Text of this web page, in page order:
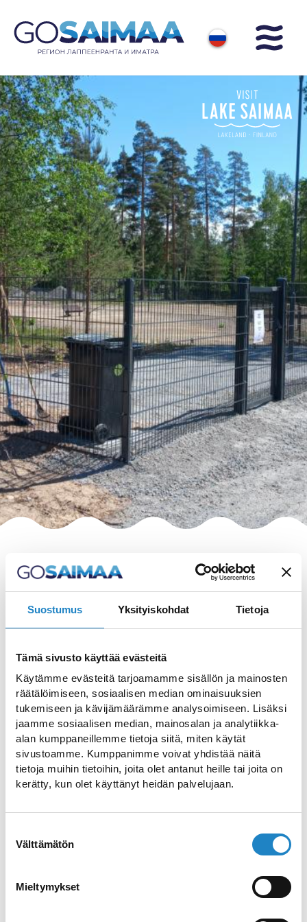
Suostumus Yksityiskohdat Tietoja
Tämä sivusto käyttää evästeitä
Käytämme evästeitä tarjoamamme sisällön ja mainosten
räätälöimiseen, sosiaalisen median ominaisuuksien
tukemiseen ja kävijämäärämme analysoimiseen. Lisäksi
jaamme sosiaalisen median, mainosalan ja analytiikka-
alan kumppaneillemme tietoja siitä, miten käytät
sivustoamme. Kumppanimme voivat yhdistää näitä
tietoja muihin tietoihin, joita olet antanut heille tai joita on
kerätty, kun olet käyttänyt heidän palvelujaan.
valinta
Välttämätön
Mieltymykset
HAKU
Парк для собак в
Уконниеми
Огороженная территория для выгула
собак без поводка
лучшим кафе Финляндии